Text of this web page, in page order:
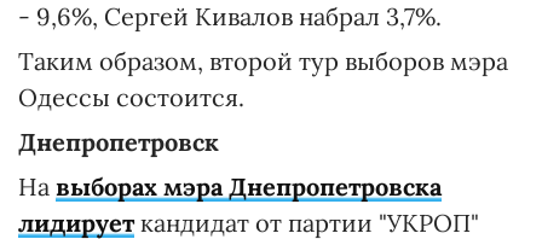
- 9,6%, Сергей Кивалов набрал 3,7%.
Таким образом, второй тур выборов мэра
Одессы состоится.
Днепропетровск
На выборах мэра Днепропетровска
лидируеткандидат от партии "УКРОП"